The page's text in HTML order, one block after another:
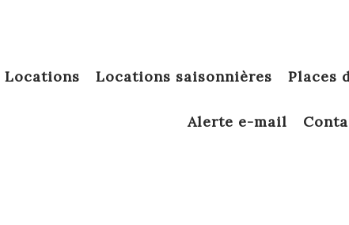
locations locations saisonnières places
alerte e-mail